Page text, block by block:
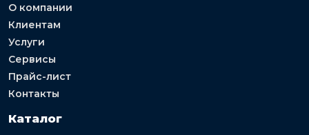
О компании
Клиентам
Услуги
Сервисы
Прайс-лист
Контакты
Каталог